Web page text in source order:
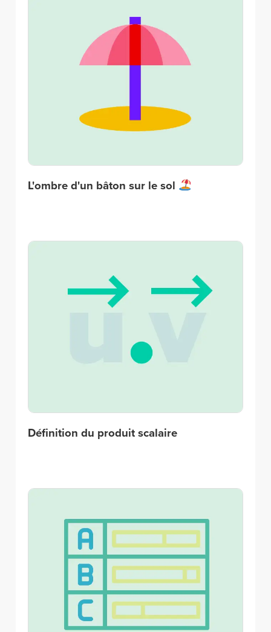
L'ombre d'un bâton sur le sol
Définition du produit scalaire